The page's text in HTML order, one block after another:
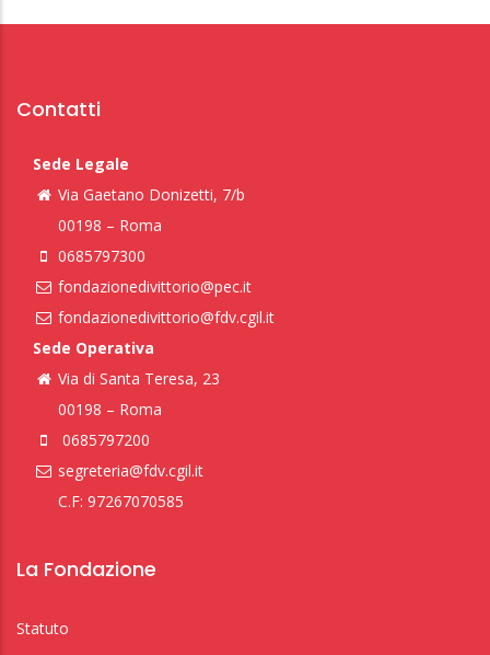
Contatti
Sede Legale
Via Gaetano Donizetti, 7/b
00198 – Roma
0685797300
fondazionedivittorio@pec.it
fondazionedivittorio@fdv.cgil.it
Sede Operativa
Via di Santa Teresa, 23
00198 – Roma
0685797200
segreteria@fdv.cgil.it
C.F: 97267070585
La Fondazione
Statuto